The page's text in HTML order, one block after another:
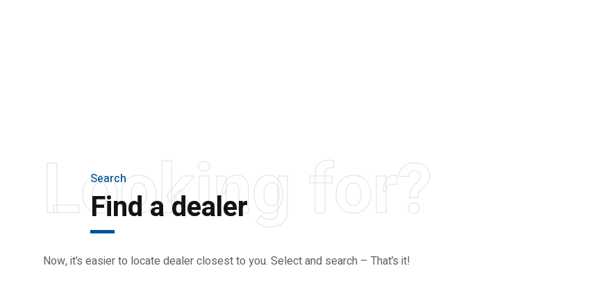
Looking for?
Search
Find a dealer
Now, it’s easier to locate dealer closest to you. Select and search – That’s it!